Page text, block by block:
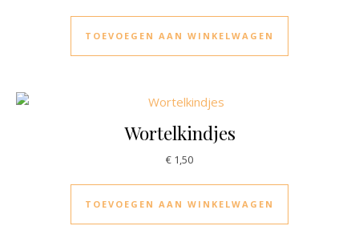
TOEVOEGEN AAN WINKELWAGEN
Wortelkindjes
€ 1,50
TOEVOEGEN AAN WINKELWAGEN